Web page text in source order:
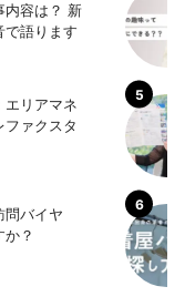
内容は？ 新
で語ります
エリアマネ
ァクスタ
問バイヤ
？